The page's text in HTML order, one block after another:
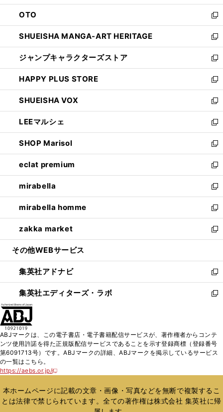
ウ
で
開
く
ン
ド
ウ
で
開
く
OTO
新
し
い
ウ
ィ
ン
ド
ウ
で
開
く
SHUEISHA MANGA-ART HERITAGE
新
し
い
ウ
ィ
ン
ド
ウ
で
開
く
ジャンプキャラクターズストア
新
し
い
ウ
ィ
ン
ド
ウ
で
開
く
HAPPY PLUS STORE
新
し
い
ウ
ィ
ン
ド
ウ
で
開
く
SHUEISHA VOX
新
し
い
ウ
ィ
ン
ド
ウ
で
開
く
LEEマルシェ
新
し
い
ウ
ィ
ン
ド
ウ
で
開
く
SHOP Marisol
新
し
い
ウ
ィ
ン
ド
ウ
で
開
eclat premium
新
し
い
ウ
ィ
ン
ド
ウ
開
く
mirabella
新
し
い
ウ
ィ
ン
ウ
で
開
く
mirabella homme
新
し
い
ウ
ン
ド
ウ
で
zakka market
新
し
ウ
ィ
ン
ド
く
その他WEBサービス
集英社アドナビ
新
し
い
ド
ウ
で
集英社エディターズ・ラボ
新
ィ
ン
ド
開
く
ABJマークは、この電子書店・電子書籍配信サービスが、著作権者からコンテ
ンツ使用許諾を得た正規版配信サービスであることを示す登録商標（登録番号
第6091713号）です。ABJマークの詳細、ABJマークを掲示しているサービス
の一覧はこちら。
https://aebs.or.jp/
新
い
ウ
ィ
本ホームページに記載の文章・画像・写真などを無断で複製するこ
とは法律で禁じられています。全ての著作権は株式会社 集英社に帰